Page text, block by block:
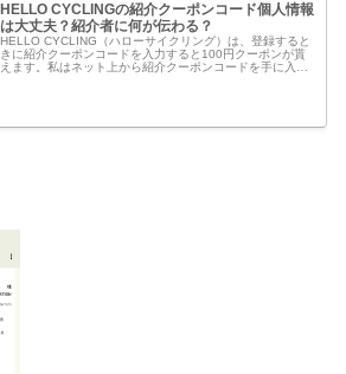
HELLO CYCLINGの紹介クーポンコード個人情報
は大丈夫？紹介者に何が伝わる？
HELLO CYCLING（ハローサイクリング）は、登録すると
きに紹介クーポンコードを入力すると100円クーポンが貰
えます。私はネット上から紹介クーポンコードを手に入れ